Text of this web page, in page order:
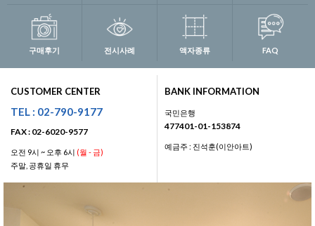
구매후기 전시사례 액자종류 FAQ
CUSTOMER CENTER
TEL : 02-790-9177
FAX : 02-6020-9577
오전 9시 ~ 오후 6시 (월 - 금)
주말, 공휴일 휴무
BANK INFORMATION
국민은행
477401-01-153874
예금주 : 진석훈(이안아트)